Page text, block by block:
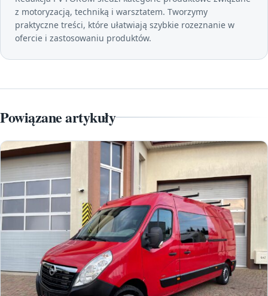
z motoryzacją, techniką i warsztatem. Tworzymy
praktyczne treści, które ułatwiają szybkie rozeznanie w
ofercie i zastosowaniu produktów.
Powiązane artykuły